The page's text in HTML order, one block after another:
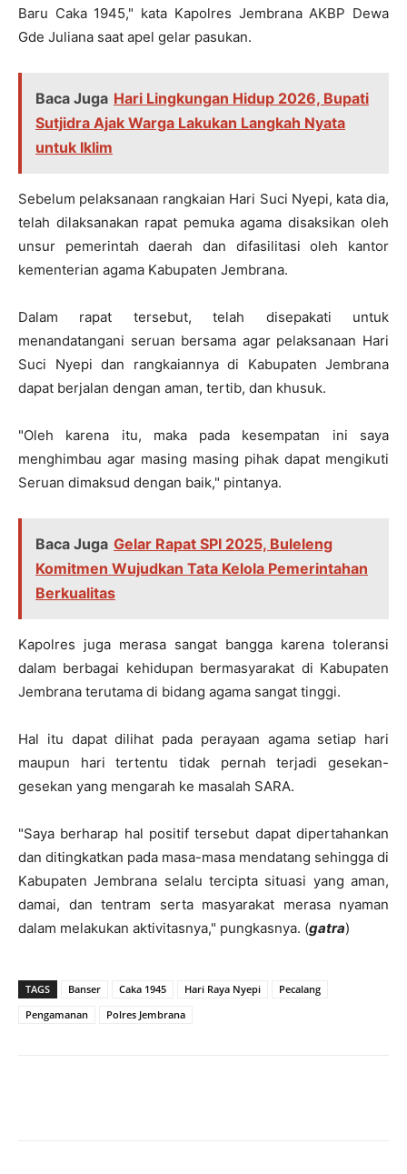
Baru Caka 1945," kata Kapolres Jembrana AKBP Dewa
Gde Juliana saat apel gelar pasukan.
Baca Juga Hari Lingkungan Hidup 2026, Bupati
Sutjidra Ajak Warga Lakukan Langkah Nyata
untuk Iklim
Sebelum pelaksanaan rangkaian Hari Suci Nyepi, kata dia,
telah dilaksanakan rapat pemuka agama disaksikan oleh
unsur pemerintah daerah dan difasilitasi oleh kantor
kementerian agama Kabupaten Jembrana.
Dalam rapat tersebut, telah disepakati untuk
menandatangani seruan bersama agar pelaksanaan Hari
Suci Nyepi dan rangkaiannya di Kabupaten Jembrana
dapat berjalan dengan aman, tertib, dan khusuk.
"Oleh karena itu, maka pada kesempatan ini saya
menghimbau agar masing masing pihak dapat mengikuti
Seruan dimaksud dengan baik," pintanya.
Baca Juga Gelar Rapat SPI 2025, Buleleng
Komitmen Wujudkan Tata Kelola Pemerintahan
Berkualitas
Kapolres juga merasa sangat bangga karena toleransi
dalam berbagai kehidupan bermasyarakat di Kabupaten
Jembrana terutama di bidang agama sangat tinggi.
Hal itu dapat dilihat pada perayaan agama setiap hari
maupun hari tertentu tidak pernah terjadi gesekan-
gesekan yang mengarah ke masalah SARA.
"Saya berharap hal positif tersebut dapat dipertahankan
dan ditingkatkan pada masa-masa mendatang sehingga di
Kabupaten Jembrana selalu tercipta situasi yang aman,
damai, dan tentram serta masyarakat merasa nyaman
dalam melakukan aktivitasnya," pungkasnya. (gatra)
TAGS Banser Caka 1945 Hari Raya Nyepi
Pecalang
Pengamanan
Polres Jembrana